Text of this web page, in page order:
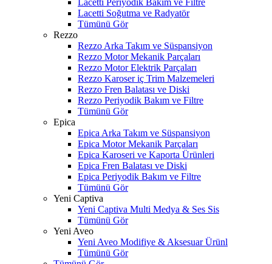
Lacetti Periyodik Bakım ve Filtre
Lacetti Soğutma ve Radyatör
Tümünü Gör
Rezzo
Rezzo Arka Takım ve Süspansiyon
Rezzo Motor Mekanik Parçaları
Rezzo Motor Elektrik Parçaları
Rezzo Karoser iç Trim Malzemeleri
Rezzo Fren Balatası ve Diski
Rezzo Periyodik Bakım ve Filtre
Tümünü Gör
Epica
Epica Arka Takım ve Süspansiyon
Epica Motor Mekanik Parçaları
Epica Karoseri ve Kaporta Ürünleri
Epica Fren Balatası ve Diski
Epica Periyodik Bakım ve Filtre
Tümünü Gör
Yeni Captiva
Yeni Captiva Multi Medya & Ses Sis
Tümünü Gör
Yeni Aveo
Yeni Aveo Modifiye & Aksesuar Ürünl
Tümünü Gör